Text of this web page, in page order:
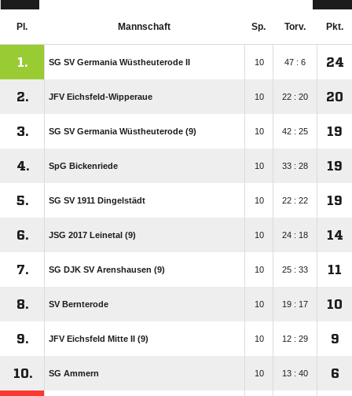
Pl. Mannschaft Sp. Torv. Pkt.
1. SG SV Germania Wüstheuterode II 10 47 : 6 24
2. JFV Eichsfeld-Wipperaue 10 22 : 20 20
3. SG SV Germania Wüstheuterode (9) 10 42 : 25 19
4. SpG Bickenriede 10 33 : 28 19
5. SG SV 1911 Dingelstädt 10 22 : 22 19
6. JSG 2017 Leinetal (9) 10 24 : 18 14
7. SG DJK SV Arenshausen (9) 10 25 : 33 11
8. SV Bernterode 10 19 : 17 10
9. JFV Eichsfeld Mitte II (9) 10 12 : 29 9
10. SG Ammern 10 13 : 40 6